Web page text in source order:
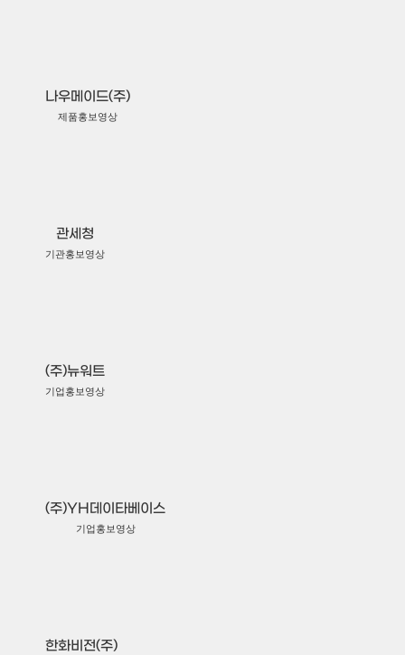
나우메이드(주)
제품홍보영상
관세청
기관홍보영상
(주)뉴워트
기업홍보영상
(주)YH데이타베이스
기업홍보영상
한화비전(주)